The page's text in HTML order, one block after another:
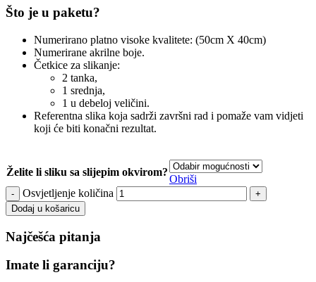
Što je u paketu?
Numerirano platno visoke kvalitete: (50cm X 40cm)
Numerirane akrilne boje.
Četkice za slikanje:
2 tanka,
1 srednja,
1 u debeloj veličini.
Referentna slika koja sadrži završni rad i pomaže vam vidjeti
koji će biti konačni rezultat.
Želite li sliku sa slijepim okvirom?
Obriši
Osvjetljenje količina
Dodaj u košaricu
Najčešća pitanja
Imate li garanciju?